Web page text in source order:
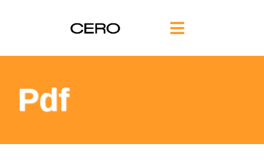
Toggle
Navigation
FILOSOFÍA
TE AYUDAMOS
Pdf